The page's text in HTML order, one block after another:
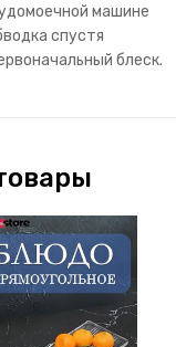
машине
спустя
блеск.